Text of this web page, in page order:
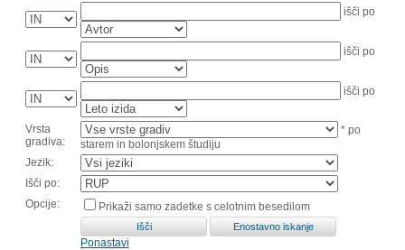
išči po
išči po
išči po
Vrsta
gradiva:
* po
starem in bolonjskem študiju
Jezik:
Išči po:
Opcije:
Prikaži samo zadetke s celotnim besedilom
Ponastavi